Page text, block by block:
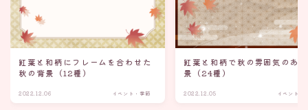
紅葉と和柄にフレームを合わせた
秋の背景（12種）
2022.12.06 イベント・季節
紅葉と和柄で秋の雰囲気のあ
景（24種）
2022.12.05 イベント・